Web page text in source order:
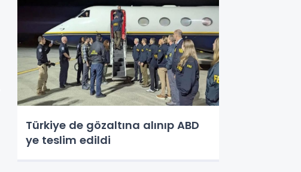
Türkiye de gözaltına alınıp ABD
ye teslim edildi